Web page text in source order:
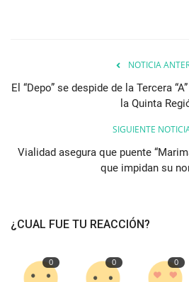
NOTICIA
El “Depo” se despide de la Tercera
la Quinta
SIGUIENTE
Vialidad asegura que puente
que impidan su
¿CUAL FUE TU REACCIÓN?
0 0 0